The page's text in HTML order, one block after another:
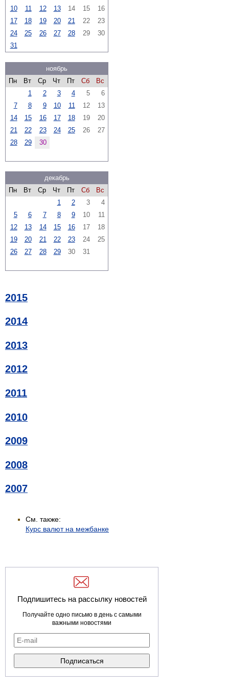
10
11 12 13 14 15
16
17
18 19 20 21 22
23
24
25 26 27 28 29
30
31
ноябрь
Пн
Вт Ср Чт Пт Сб
Вс
1
2 3 4 5
6
7
8 9 10 11 12
13
14
15 16 17 18 19
20
21
22 23 24 25 26
27
28
29 30
декабрь
Пн
Вт Ср Чт Пт Сб
Вс
1
2 3
4
5
6 7 8 9 10
11
12
13 14 15 16 17
18
19
20 21 22 23 24
25
26
27 28 29 30 31
2015
2014
2013
2012
2011
2010
2009
2008
2007
См. также:
Курс валют на межбанке
Подпишитесь на рассылку новостей
Получайте одно письмо в день с самыми
важными новостями